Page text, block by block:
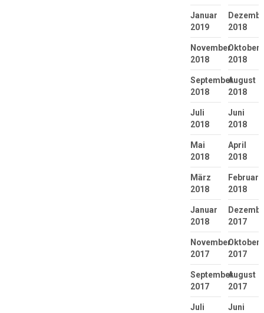
Januar
2019
2018
November
2018
Oktober
2018
September
2018
August
2018
Juli
2018
Juni
2018
Mai
2018
April
2018
März
2018
Februar
2018
Januar
2018
2017
November
2017
Oktober
2017
September
2017
August
2017
Juli
Juni